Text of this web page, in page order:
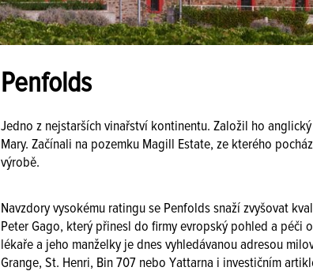
Penfolds
Jedno z nejstarších vinařství kontinentu. Založil ho
Mary. Začínali na pozemku Magill Estate, ze kterého
výrobě.
Navzdory vysokému ratingu se Penfolds snaží zvyšovat
Peter Gago, který přinesl do firmy evropský pohled a péči
lékaře a jeho manželky je dnes vyhledávanou adresou
Grange, St. Henri, Bin 707 nebo Yattarna i investičním